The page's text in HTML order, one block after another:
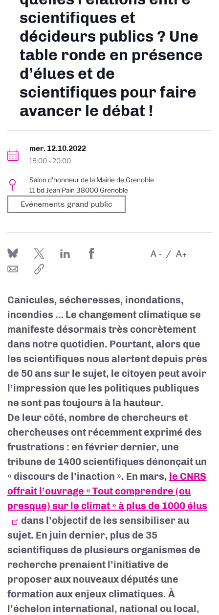
scientifiques et
décideurs publics ? Une
table ronde en présence
d’élues et de
scientifiques pour faire
avancer le débat !
mer. 12.10.2022
18:00 - 20:00
Salon d'honneur de la Mairie de Grenoble
11 bd Jean Pain 38000 Grenoble
Evénements grand public
-
A +
A
Canicules, sécheresses, inondations,
incendies … Le changement climatique se
manifeste désormais très concrètement
dans notre quotidien. Pourtant, alors que
les scientifiques nous alertent depuis près
de 50 ans sur le sujet, le citoyen peut avoir
l’impression que les politiques publiques
ne sont pas toujours à la hauteur.
De leur côté, nombre de chercheurs et
chercheuses ont récemment exprimé des
frustrations : en février dernier, une
tribune de 1400 scientifiques dénonçait un
« discours de l’inaction ». En mars, le CNRS
offrait l’ouvrage « Tout comprendre (ou
presque) sur le climat » à plus de 1000 élus
dans l’objectif de les sensibiliser au
sujet. En juin dernier, plus de 35
scientifiques de plusieurs organismes de
recherche prenaient l’initiative de
proposer aux nouveaux députés une
formation aux enjeux climatiques. À
l’échelon international, national ou local,